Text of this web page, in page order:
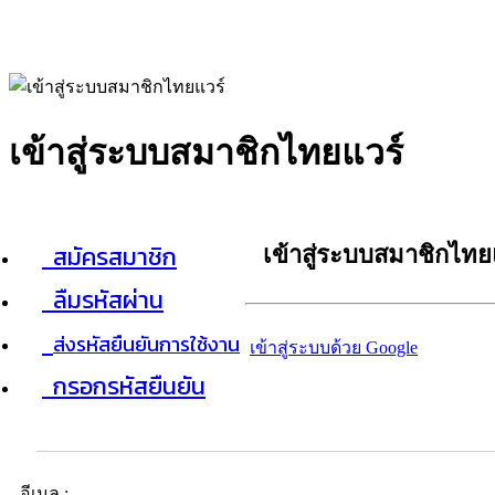
เข้าสู่ระบบสมาชิกไทยแวร์
สมัครสมาชิก
ลืมรหัสผ่าน
ส่งรหัสยืนยันการใช้งาน
กรอกรหัสยืนยัน
เข้าสู่ระบบสมาชิกไท
เข้าสู่ระบบด้วย Google